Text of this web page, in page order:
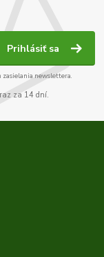
Prihlásiť sa
zasielania newslettera.
za 14 dní.